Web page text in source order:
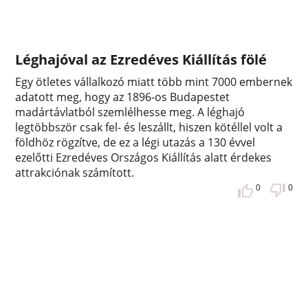
Léghajóval az Ezredéves Kiállítás fölé
Egy ötletes vállalkozó miatt több mint 7000 embernek
adatott meg, hogy az 1896-os Budapestet
madártávlatból szemlélhesse meg. A léghajó
legtöbbször csak fel- és leszállt, hiszen kötéllel volt a
földhöz rögzítve, de ez a légi utazás a 130 évvel
ezelőtti Ezredéves Országos Kiállítás alatt érdekes
attrakciónak számított.
0 0